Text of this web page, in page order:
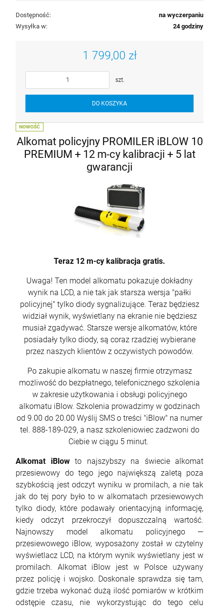
Dostępność:
na wyczerpaniu
Wysyłka w:
24 godziny
1 799,00 zł
szt.
DO KOSZYKA
Alkomat policyjny PROMILER iBLOW 10
PREMIUM + 12 m-cy kalibracji + 5 lat
gwarancji
Teraz 12 m-cy kalibracja gratis.
Uwaga! Ten model alkomatu pokazuje dokładny
wynik na LCD, a nie tak jak starsza wersja "pałki
policyjnej" tylko diody sygnalizujące. Teraz będziesz
widział wynik, wyświetlany na ekranie nie będziesz
musiał zgadywać. Starsze wersje alkomatów, które
posiadały tylko diody, są coraz rzadziej wybierane
przez naszych klientów z oczywistych powodów.
Po zakupie alkomatu w naszej firmie otrzymasz
możliwość do bezpłatnego, telefonicznego szkolenia
w zakresie użytkowania i obsługi policyjnego
alkomatu iBlow. Szkolenia prowadzimy w godzinach
od 9.00 do 20.00 Wyślij SMS o treści "iBlow" na numer
tel. 888-189-029, a nasz szkoleniowiec zadzwoni do
Ciebie w ciągu 5 minut.
Alkomat iBlowto najszybszy na świecie alkomat
przesiewowy do tego jego największą zaletą poza
szybkością jest odczyt wyniku w promilach, a nie tak
jak do tej pory było to w alkomatach przesiewowych
tylko diody, które podawały orientacyjną informację,
kiedy odczyt przekroczył dopuszczalną wartość.
Najnowszy model alkomatu policyjnego —
przesiewowego iBlow, wyposażony został w czytelny
wyświetlacz LCD, na którym wynik wyświetlany jest w
promilach. Alkomat iBlow jest w Polsce używany
przez policję i wojsko. Doskonale sprawdza się tam,
gdzie trzeba wykonać dużą ilość pomiarów w krótkim
odstępie czasu, nie wykorzystując do tego celu
NOWOŚĆ